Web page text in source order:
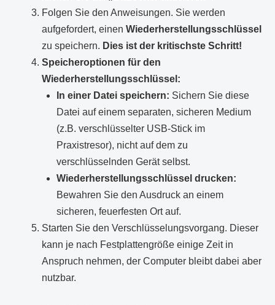
Folgen Sie den Anweisungen. Sie werden
aufgefordert, einen Wiederherstellungsschlüssel
zu speichern. Dies ist der kritischste Schritt!
Speicheroptionen für den
Wiederherstellungsschlüssel:
In einer Datei speichern: Sichern Sie diese
Datei auf einem separaten, sicheren Medium
(z.B. verschlüsselter USB-Stick im
Praxistresor), nicht auf dem zu
verschlüsselnden Gerät selbst.
Wiederherstellungsschlüssel drucken:
Bewahren Sie den Ausdruck an einem
sicheren, feuerfesten Ort auf.
Starten Sie den Verschlüsselungsvorgang. Dieser
kann je nach Festplattengröße einige Zeit in
Anspruch nehmen, der Computer bleibt dabei aber
nutzbar.